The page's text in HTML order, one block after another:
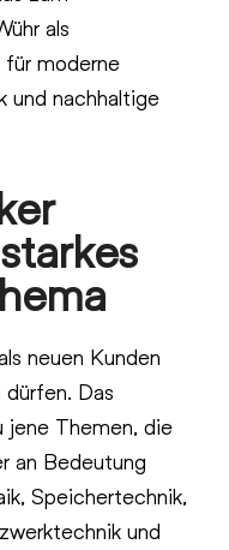
als
für moderne
und nachhaltige
neuen Kunden
Das
jene Themen, die
an Bedeutung
Speichertechnik,
und